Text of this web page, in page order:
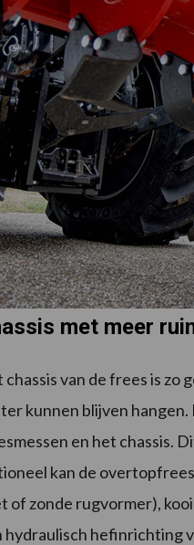
met meer
chassis van de frees is
kunnen blijven
en het chassis.
kan de
of zonde rugvormer),
hydraulisch hefinrichting